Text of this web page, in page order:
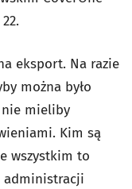
eksport. Na razie
można było
nie mieliby
Kim są
wszystkim to
administracji